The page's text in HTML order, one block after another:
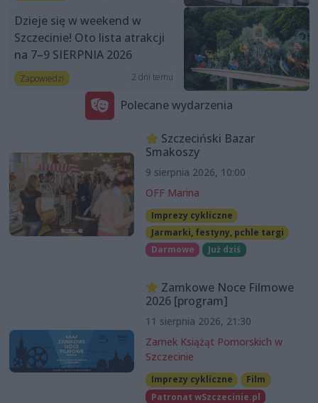
Dzieje się w weekend w
Szczecinie! Oto lista atrakcji
na 7–9 SIERPNIA 2026
Zapowiedzi 2 dni temu
Polecane wydarzenia
Szczeciński Bazar
Smakoszy
9 sierpnia 2026, 10:00
OFF Marina
Imprezy cykliczne
Jarmarki, festyny, pchle targi
Darmowe
Już dziś
Zamkowe Noce Filmowe
2026 [program]
11 sierpnia 2026, 21:30
Zamek Książąt Pomorskich w
Szczecinie
Imprezy cykliczne
Film
Patronat wSzczecinie.pl